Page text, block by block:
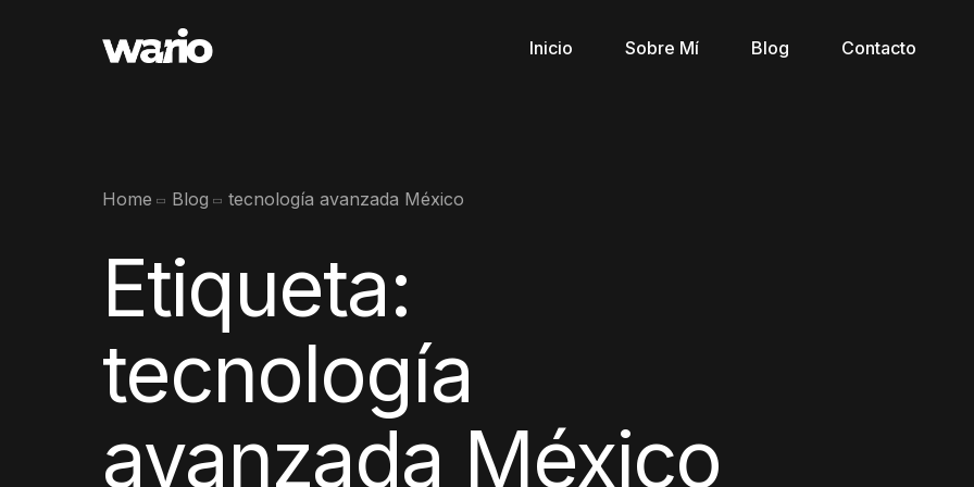
Inicio Sobre Mí Blog Contacto
Home Blog tecnología avanzada México
Etiqueta:
tecnología
avanzada México